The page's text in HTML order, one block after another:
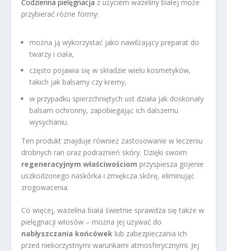
Codzienna pielęgnacja z użyciem wazeliny białej może
przybierać różne formy:
można ją wykorzystać jako nawilżający preparat do
twarzy i ciała,
często pojawia się w składzie wielu kosmetyków,
takich jak balsamy czy kremy,
w przypadku spierzchniętych ust działa jak doskonały
balsam ochronny, zapobiegając ich dalszemu
wysychaniu.
Ten produkt znajduje również zastosowanie w leczeniu
drobnych ran oraz podrażnień skóry. Dzięki swoim
regeneracyjnym właściwościom przyspiesza gojenie
uszkodzonego naskórka i zmiękcza skórę, eliminując
zrogowacenia.
Co więcej, wazelina biała świetnie sprawdza się także w
pielęgnacji włosów – można jej używać do
nabłyszczania końcówek lub zabezpieczania ich
przed niekorzystnymi warunkami atmosferycznymi. Jej